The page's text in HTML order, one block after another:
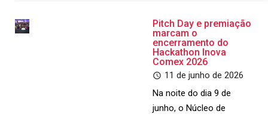
Pitch Day e premiação
marcam o
encerramento do
Hackathon Inova
Comex 2026
11 de junho de 2026
Na noite do dia 9 de
junho, o Núcleo de